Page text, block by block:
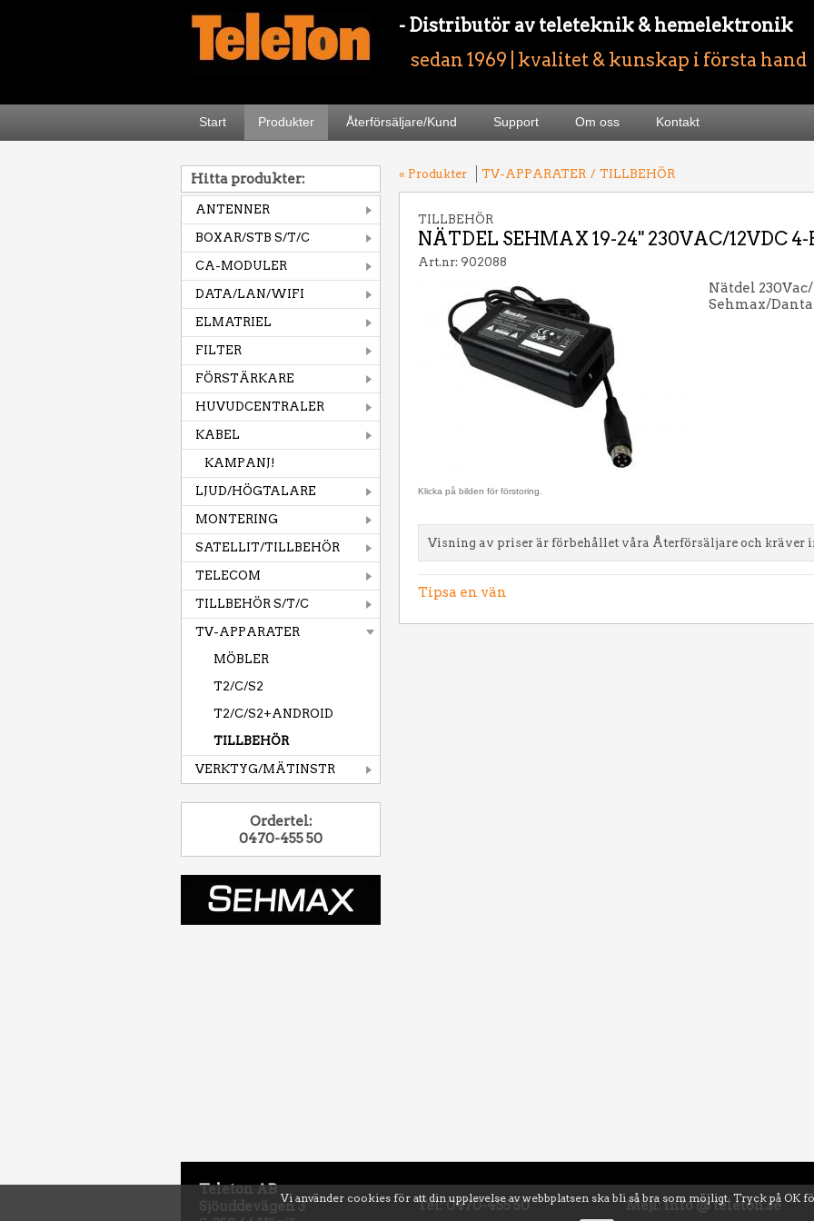
- Distributör av teleteknik & hemelektronik
sedan 1969 | kvalitet & kunskap i första hand
Vi använder cookies för att din upplevelse av webbplatsen ska bli så bra som möjligt. Tryck på OK
Start Produkter Återförsäljare/Kund Support Om oss Kontakt
Hitta produkter:
ANTENNER
BOXAR/STB S/T/C
CA-MODULER
DATA/LAN/WIFI
ELMATRIEL
FILTER
FÖRSTÄRKARE
HUVUDCENTRALER
KABEL
KAMPANJ!
LJUD/HÖGTALARE
MONTERING
SATELLIT/TILLBEHÖR
TELECOM
TILLBEHÖR S/T/C
TV-APPARATER
MÖBLER
T2/C/S2
T2/C/S2+ANDROID
TILLBEHÖR
VERKTYG/MÄTINSTR
Ordertel:
0470-455 50
« Produkter TV-APPARATER / TILLBEHÖR
TILLBEHÖR
NÄTDEL SEHMAX 19-24" 230VAC/12VDC 4-
Art.nr: 902088
Klicka på bilden för förstoring.
Nätdel
Sehmax/
Visning av priser är förbehållet våra Återförsäljare och kräver
Tipsa en vän
Teleton AB
Sjöuddevägen 3
Tel: 0470-455 50 Mejl: info @ teleton.se